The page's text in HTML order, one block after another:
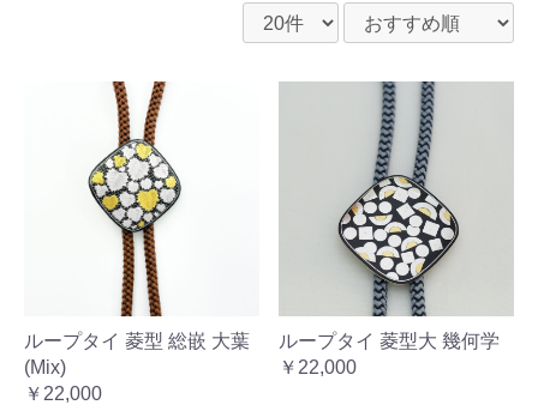
ループタイ 菱型 総嵌 大葉
(Mix)
￥22,000
ループタイ 菱型大 幾何学
￥22,000